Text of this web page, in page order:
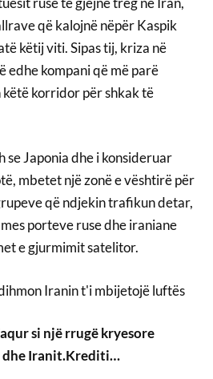
që kalojnë nëpër Kaspik
këtij viti. Sipas tij, kriza në
edhe kompani që më parë
korridor për shkak të
se Japonia dhe i konsideruar
mbetet një zonë e vështirë për
që ndjekin trafikun detar,
porteve ruse dhe iraniane
e gjurmimit satelitor.
si një rrugë kryesore
dhe Iranit.Krediti…